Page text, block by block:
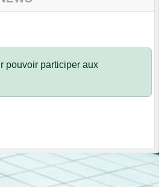
pouvoir participer aux